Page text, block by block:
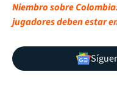
Niembro sobre
jugadores deben estar